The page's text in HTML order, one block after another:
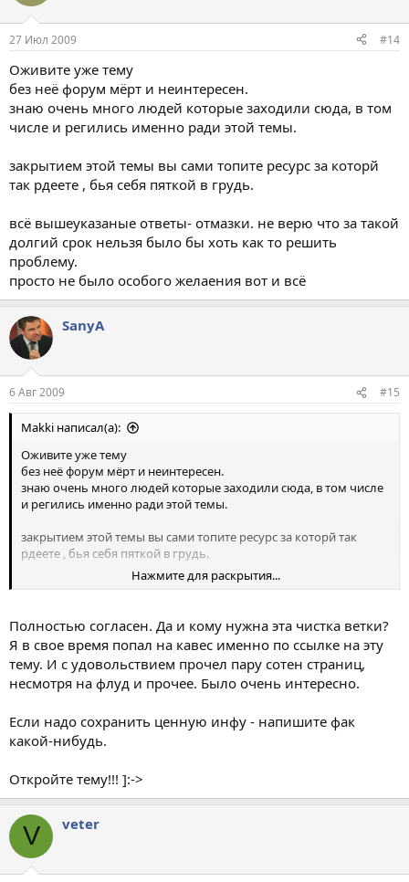
27 Июл 2009 #14
Оживите уже тему
без неё форум мёрт и неинтересен.
знаю очень много людей которые заходили сюда, в том
числе и регились именно ради этой темы.
закрытием этой темы вы сами топите ресурс за которй
так рдеете , бья себя пяткой в грудь.
всё вышеуказаные ответы- отмазки. не верю что за такой
долгий срок нельзя было бы хоть как то решить
проблему.
просто не было особого желаения вот и всё
SanyA
6 Авг 2009 #15
Makki написал(а):
Оживите уже тему
без неё форум мёрт и неинтересен.
знаю очень много людей которые заходили сюда, в том числе
и регились именно ради этой темы.
закрытием этой темы вы сами топите ресурс за которй так
рдеете , бья себя пяткой в грудь.
всё вышеуказаные ответы- отмазки. не верю что за такой
просто не было особого желаения вот и всё
Нажмите для раскрытия...
Полностью согласен. Да и кому нужна эта чистка ветки?
Я в свое время попал на кавес именно по ссылке на эту
тему. И с удовольствием прочел пару сотен страниц,
несмотря на флуд и прочее. Было очень интересно.
Если надо сохранить ценную инфу - напишите фак
какой-нибудь.
Откройте тему!!! ]:->
V veter